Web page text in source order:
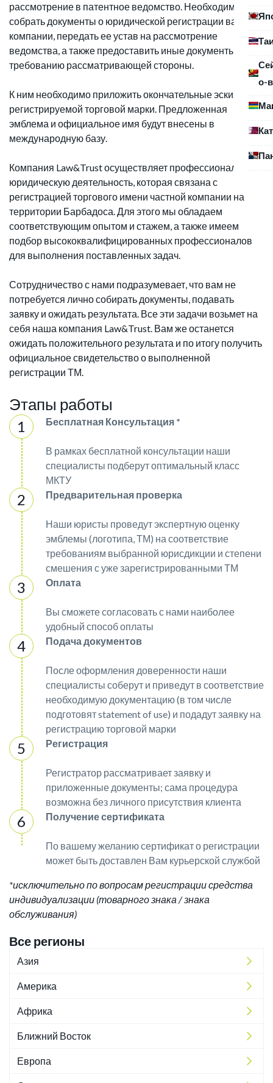
о-
рассмотрение в патентное ведомство. Необходимо
собрать документы о юридической регистрации вашей
компании, передать ее устав на рассмотрение
ведомства, а также предоставить иные документы по
требованию рассматривающей стороны.
К ним необходимо приложить окончательные эскизы
регистрируемой торговой марки. Предложенная
эмблема и официальное имя будут внесены в
международную базу.
Компания Law&Trust осуществляет профессиональную
юридическую деятельность, которая связана с
регистрацией торгового имени частной компании на
территории Барбадоса. Для этого мы обладаем
соответствующим опытом и стажем, а также имеем
подбор высококвалифицированных профессионалов
для выполнения поставленных задач.
Сотрудничество с нами подразумевает, что вам не
потребуется лично собирать документы, подавать
заявку и ожидать результата. Все эти задачи возьмет на
себя наша компания Law&Trust. Вам же останется
ожидать положительного результата и по итогу получить
официальное свидетельство о выполненной
регистрации ТМ.
Этапы работы
Бесплатная Консультация *
В рамках бесплатной консультации наши
специалисты подберут оптимальный класс
МКТУ
Предварительная проверка
Наши юристы проведут экспертную оценку
эмблемы (логотипа, ТМ) на соответствие
требованиям выбранной юрисдикции и степени
смешения с уже зарегистрированными ТМ
Оплата
Вы сможете согласовать с нами наиболее
удобный способ оплаты
Подача документов
После оформления доверенности наши
специалисты соберут и приведут в соответствие
необходимую документацию (в том числе
подготовят statement of use) и подадут заявку на
регистрацию торговой марки
Регистрация
Регистратор рассматривает заявку и
приложенные документы; сама процедура
возможна без личного присутствия клиента
Получение сертификата
По вашему желанию сертификат о регистрации
может быть доставлен Вам курьерской службой
*исключительно по вопросам регистрации средства
индивидуализации (товарного знака / знака
обслуживания)
Все регионы
Азия
Америка
Африка
Ближний Восток
Европа